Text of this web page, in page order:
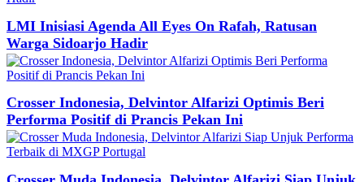
LMI Inisiasi Agenda All Eyes On Rafah, Ratusan
Warga Sidoarjo Hadir
Crosser Indonesia, Delvintor Alfarizi Optimis Beri
Performa Positif di Prancis Pekan Ini